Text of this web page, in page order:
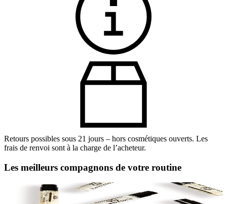
Retours possibles sous 21 jours – hors cosmétiques ouverts. Les
frais de renvoi sont à la charge de l’acheteur.
Les meilleurs compagnons de votre routine